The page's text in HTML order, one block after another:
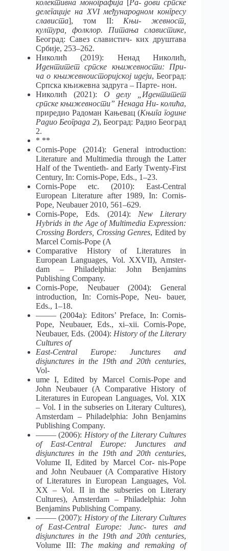
колективна монографија [Ра-дови српске
делегације на XVI међународном конгресу
слависта], том II: Књи-жевност,
култура, фолклор. Питања славистике,
Београд: Савез славистич- ких друштава
Србије, 253‒262.
Николић (2019): Ненад Николић,
Идентитет српске књижевности: При-
ча о књижевноисторијској идеји, Београд:
Српска књижевна задруга – Парте- нон.
Николић (2021): О делу „Идентитет
српске књижевности” Ненада Ни- колића,
приредио Радоман Кањевац (Књига године
Радио Београда 2), Београд: Радио Београд
2.
* **
Cornis-Pope (2014): General introduction:
Literature and Multimedia through the Latter
Half of the Twentieth- and Early Twenty-First
Century, In: Cornis-Pope, Eds., 1‒23.
Cornis-Pope etc. (2010): East-Central
European Literature after 1989, In: Cornis-
Pope, Neubauer 2010, 561‒629.
Cornis-Pope, Eds. (2014): New Literary
Hybrids in the Age of Multimedia Expression:
Crossing Borders, Crossing Genres, Edited by
Marcel Cornis-Pope (A
Comparative History of Literatures in
European Languages, Vol. XXVII), Amster-
dam – Philadelphia: John Benjamins
Publishing Company.
Cornis-Pope, Neubauer (2004): General
introduction, In: Cornis-Pope, Neu- bauer,
Eds., 1‒18.
––––– (2004a): Editors’ Preface, In: Cornis-
Pope, Neubauer, Eds., xi‒xii. Cornis-Pope,
Neubauer, Eds. (2004): History of the Literary
Cultures of
East-Central Europe: Junctures and
disjunctures in the 19th and 20th centuries,
Vol-
ume I, Edited by Marcel Cornis-Pope and
John Neubauer (A Comparative History of
Literatures in European Languages, Vol. XIX
– Vol. I in the subseries on Literary Cultures),
Amsterdam – Philadelphia: John Benjamins
Publishing Company.
––––– (2006): History of the Literary Cultures
of East-Central Europe: Junctures and
disjunctures in the 19th and 20th centuries,
Volume II, Edited by Marcel Cor- nis-Pope
and John Neubauer (A Comparative History
of Literatures in European Languages, Vol.
XX – Vol. II in the subseries on Literary
Cultures), Amsterdam – Philadelphia: John
Benjamins Publishing Company.
––––– (2007): History of the Literary Cultures
of East-Central Europe: Junc- tures and
disjunctures in the 19th and 20th centuries,
Volume III: The making and remaking of